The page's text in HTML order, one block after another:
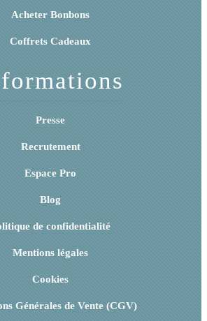
Acheter Bonbons
Coffrets Cadeaux
Presse
Recrutement
Espace Pro
Blog
de confidentialité
Mentions légales
Cookies
Générales de Vente (CGV)